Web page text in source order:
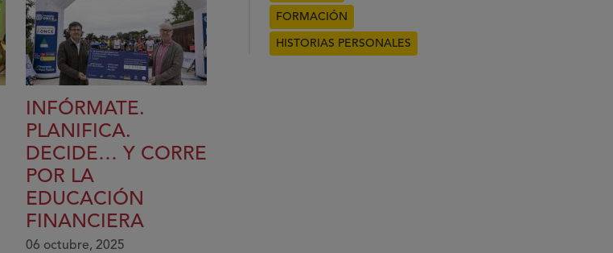
INFÓRMATE.
PLANIFICA.
DECIDE… Y CORRE
POR LA
EDUCACIÓN
FINANCIERA
06 octubre, 2025
FORMACIÓN
HISTORIAS PERSONALES